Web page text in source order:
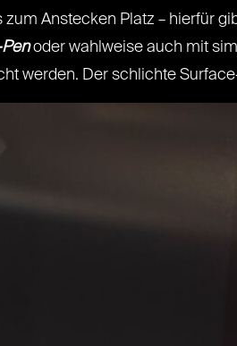
Anstecken Platz – hierfür
oder wahlweise auch mit
werden. Der schlichte